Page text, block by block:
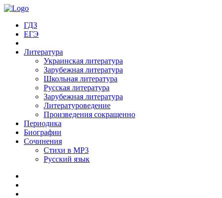
ГДЗ
ЕГЭ
Литература
Украинская литература
Зарубежная литература
Школьная литература
Русская литература
Зарубежная литература
Литературоведение
Произведения сокращенно
Периодика
Биографии
Сочинения
Стихи в MP3
Русский язык